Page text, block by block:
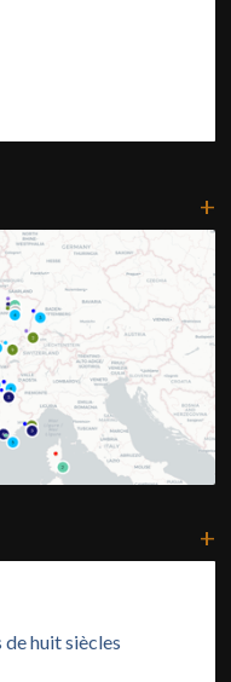
+
+
huit siècles